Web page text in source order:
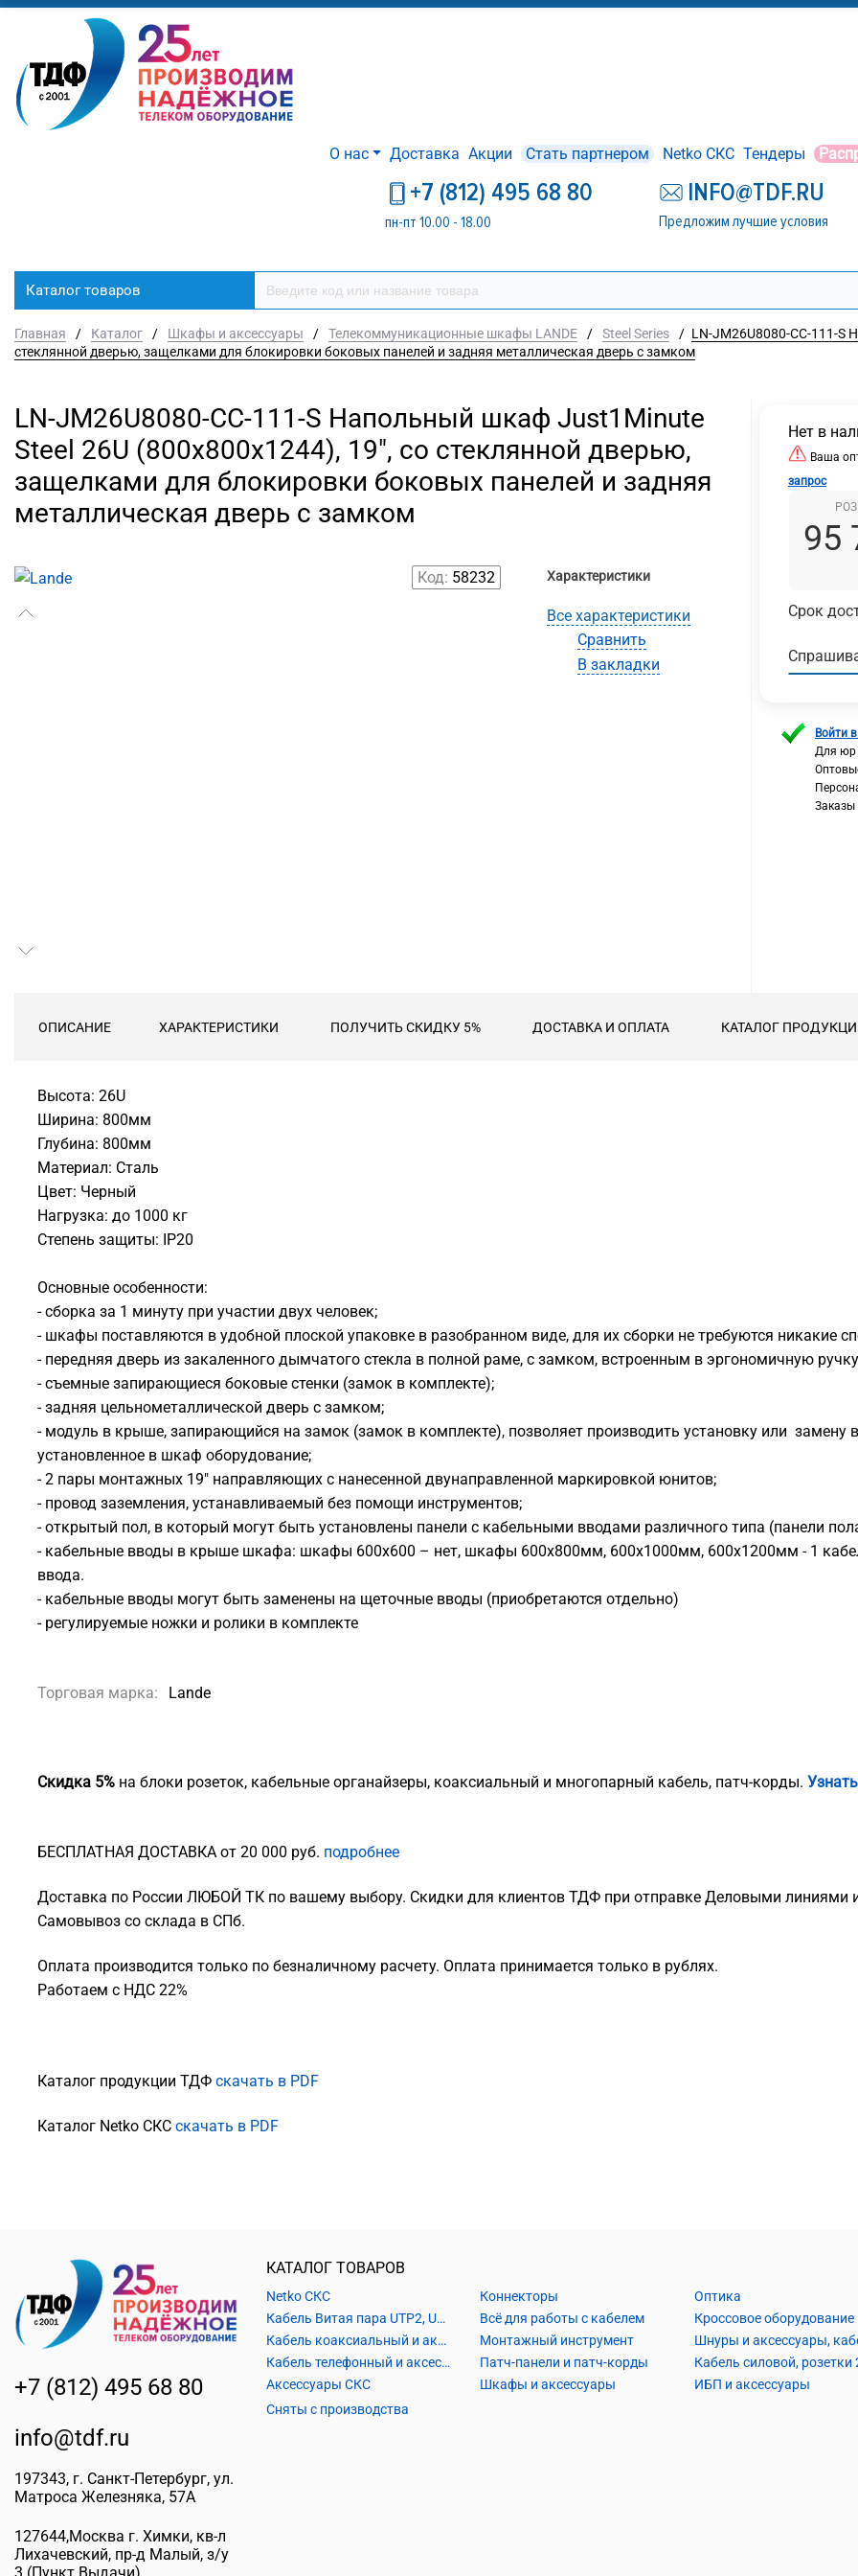
О нас Доставка Акции Стать партнером Netko СКС Тендеры
+7 (812) 495 68 80
пн-пт 10.00 - 18.00
INFO@TDF.RU
Предложим лучшие условия
Каталог товаров
Главная / Каталог / Шкафы и аксессуары / Телекоммуникационные шкафы LANDE / Steel Series / LN-JM26U8080-CC-111-S
стеклянной дверью, защелками для блокировки боковых панелей и задняя металлическая дверь с замком
LN-JM26U8080-CC-111-S Напольный шкаф Just1Minute
Steel 26U (800х800х1244), 19", со стеклянной дверью,
защелками для блокировки боковых панелей и задняя
металлическая дверь с замком
Код: 58232 Характеристики
Все характеристики
Сравнить
В закладки
Нет в
Ваша
запрос
95
Срок
Войти
Для юр
ОПИСАНИЕ ХАРАКТЕРИСТИКИ ПОЛУЧИТЬ СКИДКУ 5% ДОСТАВКА И ОПЛАТА КАТАЛОГ
Высота: 26U
Ширина: 800мм
Глубина: 800мм
Материал: Сталь
Цвет: Черный
Нагрузка: до 1000 кг
Степень защиты: IP20
Основные особенности:
- сборка за 1 минуту при участии двух человек;
- шкафы поставляются в удобной плоской упаковке в разобранном виде, для их сборки не требуются никакие
- передняя дверь из закаленного дымчатого стекла в полной раме, с замком, встроенным в эргономичную
- съемные запирающиеся боковые стенки (замок в комплекте);
- задняя цельнометаллической дверь с замком;
- модуль в крыше, запирающийся на замок (замок в комплекте), позволяет производить установку или замену
установленное в шкаф оборудование;
- 2 пары монтажных 19" направляющих с нанесенной двунаправленной маркировкой юнитов;
- провод заземления, устанавливаемый без помощи инструментов;
- открытый пол, в который могут быть установлены панели с кабельными вводами различного типа (панели
- кабельные вводы в крыше шкафа: шкафы 600х600 – нет, шкафы 600х800мм, 600х1000мм, 600х1200мм - 1
ввода.
- кабельные вводы могут быть заменены на щеточные вводы (приобретаются отдельно)
- регулируемые ножки и ролики в комплекте
Торговая марка: Lande
Скидка 5% на блоки розеток, кабельные органайзеры, коаксиальный и многопарный кабель, патч-корды.
БЕСПЛАТНАЯ ДОСТАВКА от 20 000 руб. подробнее
Доставка по России ЛЮБОЙ ТК по вашему выбору. Скидки для клиентов ТДФ при отправке Деловыми линиями
Самовывоз со склада в СПб.
Оплата производится только по безналичному расчету. Оплата принимается только в рублях.
Работаем с НДС 22%
Каталог продукции ТДФ скачать в PDF
Каталог Netko СКС скачать в PDF
+7 (812) 495 68 80
info@tdf.ru
197343, г. Санкт-Петербург, ул.
Матроса Железняка, 57A
127644,Москва г. Химки, кв-л
Лихачевский, пр-д Малый, з/у
КАТАЛОГ ТОВАРОВ
Netko СКС
Кабель Витая пара UTP2, UTP4, FTP2, FTP4
Кабель коаксиальный и аксессуары
Кабель телефонный и аксессуары
Аксессуары СКС
Коннекторы
Всё для работы с кабелем
Монтажный инструмент
Патч-панели и патч-корды
Шкафы и аксессуары
Оптика
Кроссовое оборудование
ИБП и аксессуары
Сняты с производства